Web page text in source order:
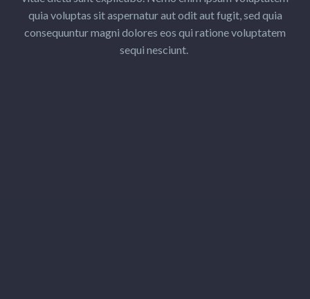
quia voluptas sit aspernatur aut odit aut fugit, sed quia
consequuntur magni dolores eos qui ratione voluptatem
sequi nesciunt.